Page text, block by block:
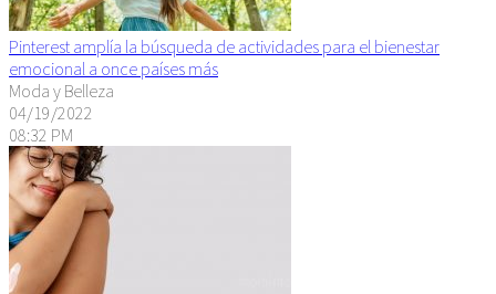
Pinterest amplía la búsqueda de actividades para el bienestar
emocional a once países más
Moda y Belleza
04/19/2022
08:32 PM